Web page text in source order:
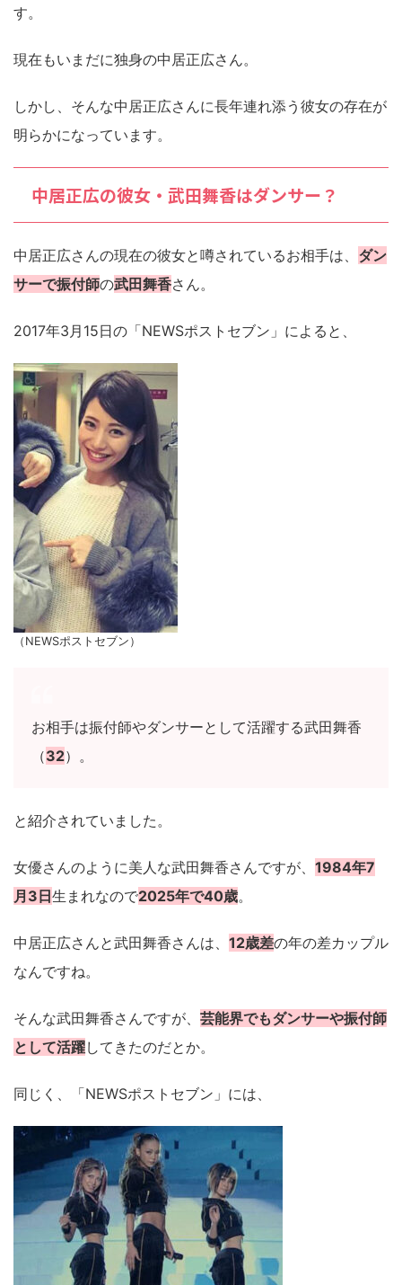
す。
現在もいまだに独身の中居正広さん。
しかし、そんな中居正広さんに長年連れ添う彼女の存在が
明らかになっています。
中居正広の彼女・武田舞香はダンサー？
中居正広さんの現在の彼女と噂されているお相手は、 ダン
サーで振付師の武田舞香さん。
2017年3月15日の「NEWSポストセブン」によると、
（NEWSポストセブン）
お相手は振付師やダンサーとして活躍する武田舞香
（32）。
と紹介されていました。
女優さんのように美人な武田舞香さんですが、 1984年7
月3日生まれなので2025年で40歳。
中居正広さんと武田舞香さんは、 12歳差の年の差カップル
なんですね。
そんな武田舞香さんですが、 芸能界でもダンサーや振付師
として活躍してきたのだとか。
同じく、「NEWSポストセブン」には、